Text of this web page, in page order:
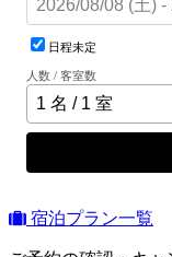
日程未定
人数 / 客室数
宿泊プラン一覧